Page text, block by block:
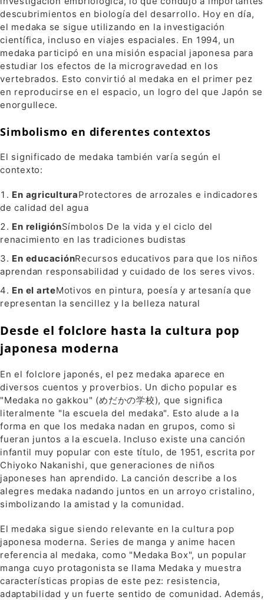
descubrimientos en biología del desarrollo. Hoy en día,
el medaka se sigue utilizando en la investigación
científica, incluso en viajes espaciales. En 1994, un
medaka participó en una misión espacial japonesa para
estudiar los efectos de la microgravedad en los
vertebrados. Esto convirtió al medaka en el primer pez
en reproducirse en el espacio, un logro del que Japón se
enorgullece.
Simbolismo en diferentes contextos
El significado de medaka también varía según el
contexto:
En agriculturaProtectores de arrozales e indicadores
de calidad del agua
En religiónSímbolos De la vida y el ciclo del
renacimiento en las tradiciones budistas
En educaciónRecursos educativos para que los niños
aprendan responsabilidad y cuidado de los seres vivos.
En el arteMotivos en pintura, poesía y artesanía que
representan la sencillez y la belleza natural
Desde el folclore hasta la cultura pop
japonesa moderna
En el folclore japonés, el pez medaka aparece en
diversos cuentos y proverbios. Un dicho popular es
"Medaka no gakkou" (めだかの学校), que significa
literalmente "la escuela del medaka". Esto alude a la
forma en que los medaka nadan en grupos, como si
fueran juntos a la escuela. Incluso existe una canción
infantil muy popular con este título, de 1951, escrita por
Chiyoko Nakanishi, que generaciones de niños
japoneses han aprendido. La canción describe a los
alegres medaka nadando juntos en un arroyo cristalino,
simbolizando la amistad y la comunidad.
El medaka sigue siendo relevante en la cultura pop
japonesa moderna. Series de manga y anime hacen
referencia al medaka, como "Medaka Box", un popular
manga cuyo protagonista se llama Medaka y muestra
características propias de este pez: resistencia,
adaptabilidad y un fuerte sentido de comunidad. Además,